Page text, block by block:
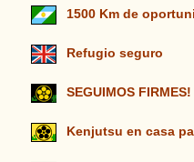
1500 Km de
Refugio seguro
SEGUIMOS FIRMES!
Kenjutsu en casa